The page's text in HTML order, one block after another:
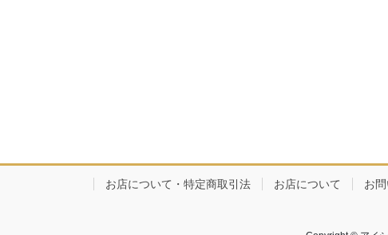
お店について・特定商取引法 お店について お